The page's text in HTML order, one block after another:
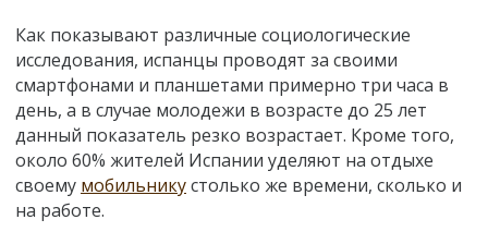
Как показывают различные социологические
исследования, испанцы проводят за своими
смартфонами и планшетами примерно три часа в
день, а в случае молодежи в возрасте до 25 лет
данный показатель резко возрастает. Кроме того,
около 60% жителей Испании уделяют на отдыхе
своему мобильникустолько же времени, сколько и
на работе.